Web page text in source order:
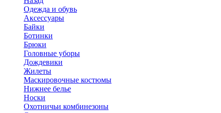
Одежда и обувь
Аксессуары
Байки
Ботинки
Брюки
Головные уборы
Дождевики
Жилеты
Маскировочные костюмы
Нижнее белье
Носки
Охотничьи комбинезоны